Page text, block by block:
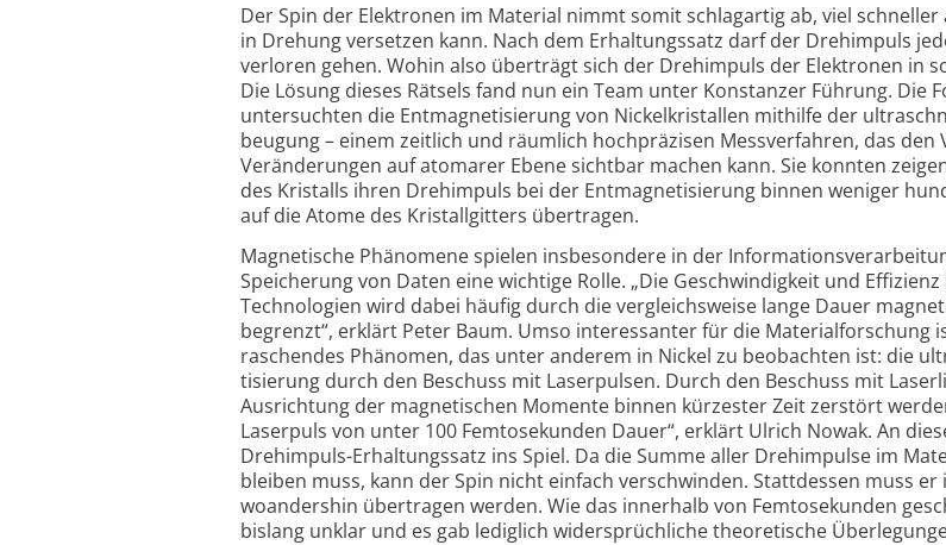
Der Spin der Elektronen im Material nimmt somit schlagartig ab, viel schneller
in Drehung versetzen kann. Nach dem Erhaltungs­satz darf der Drehimpuls
verloren gehen. Wohin also überträgt sich der Drehimpuls der Elektronen in
Die Lösung dieses Rätsels fand nun ein Team unter Konstanzer Führung. Die
untersuchten die Entmagne­tisierung von Nickel­kristallen mithilfe der
beugung – einem zeitlich und räumlich hochpräzisen Mess­verfahren, das
Veränderungen auf atomarer Ebene sichtbar machen kann. Sie konnten
des Kristalls ihren Drehimpuls bei der Entmagne­tisierung binnen weniger
auf die Atome des Kristall­gitters übertragen.
Magnetische Phänomene spielen insbesondere in der
Speicherung von Daten eine wichtige Rolle. „Die Geschwin­digkeit und
Technologien wird dabei häufig durch die vergleichsweise lange Dauer
begrenzt“, erklärt Peter Baum. Umso interessanter für die Material­forschung
raschendes Phänomen, das unter anderem in Nickel zu beobachten ist: die
tisierung durch den Beschuss mit Laserpulsen. Durch den Beschuss mit
Ausrichtung der magnetischen Momente binnen kürzester Zeit zerstört
Laserpuls von unter 100 Femto­sekunden Dauer“, erklärt Ulrich Nowak. An
Drehimpuls-Erhaltungs­satz ins Spiel. Da die Summe aller Drehimpulse im
bleiben muss, kann der Spin nicht einfach verschwinden. Statt­dessen muss
woandershin übertragen werden. Wie das innerhalb von Femto­sekunden
bislang unklar und es gab lediglich wider­sprüchliche theoretische